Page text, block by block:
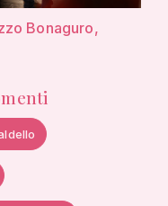
Bonaguro,